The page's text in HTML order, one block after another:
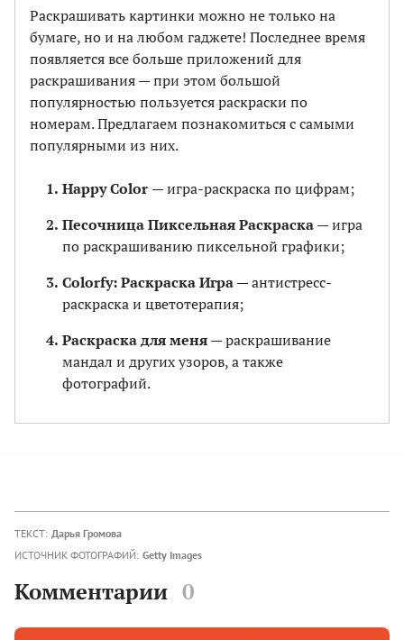
Раскрашивать картинки можно не только на
бумаге, но и на любом гаджете! Последнее время
появляется все больше приложений для
раскрашивания — при этом большой
популярностью пользуется раскраски по
номерам. Предлагаем познакомиться с самыми
популярными из них.
Happy Color — игра-раскраска по цифрам;
Песочница Пиксельная Раскраска— игра
по раскрашиванию пиксельной графики;
Colorfy: Раскраска Игра— антистресс-
раскраска и цветотерапия;
Раскраска для меня— раскрашивание
мандал и других узоров, а также
фотографий.
ТЕКСТ: Дарья Громова
ИСТОЧНИК ФОТОГРАФИЙ: Getty Images
Комментарии 0